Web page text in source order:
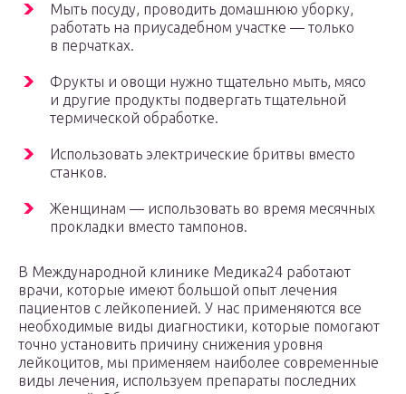
Мыть посуду, проводить домашнюю уборку,
работать на приусадебном участке — только
в перчатках.
Фрукты и овощи нужно тщательно мыть, мясо
и другие продукты подвергать тщательной
термической обработке.
Использовать электрические бритвы вместо
станков.
Женщинам — использовать во время месячных
прокладки вместо тампонов.
В Международной клинике Медика24 работают
врачи, которые имеют большой опыт лечения
пациентов с лейкопенией. У нас применяются все
необходимые виды диагностики, которые помогают
точно установить причину снижения уровня
лейкоцитов, мы применяем наиболее современные
виды лечения, используем препараты последних